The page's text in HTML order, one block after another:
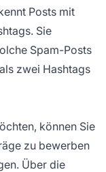
Posts mit
Sie
Spam-Posts
zwei Hashtags
können Sie
zu bewerben
Über die